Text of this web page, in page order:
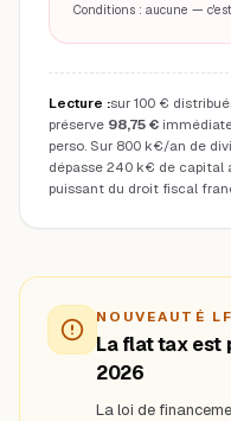
Conditions : aucune —
Lecture :sur 100 €
préserve 98,75 €
perso. Sur 800 k€/an de
dépasse 240 k€ de
puissant du droit fiscal
NOUVEAUTÉ
La flat tax est
2026
La loi de